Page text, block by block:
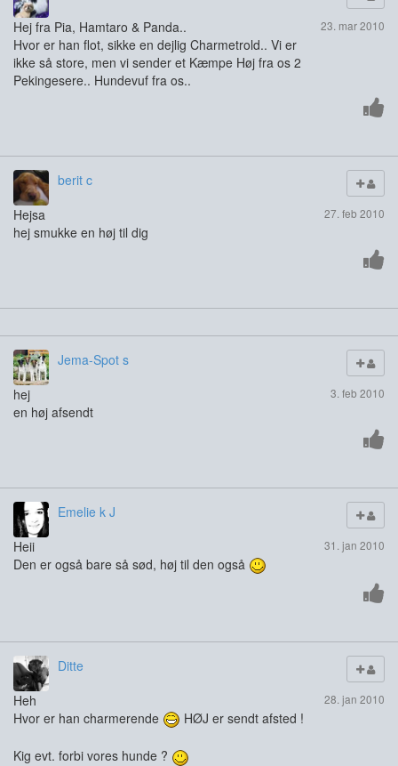
23. mar 2010
Hej fra Pia, Hamtaro & Panda..
Hvor er han flot, sikke en dejlig Charmetrold.. Vi er
ikke så store, men vi sender et Kæmpe Høj fra os 2
Pekingesere.. Hundevuf fra os..
berit c
27. feb 2010
Hejsa
hej smukke en høj til dig
Jema-Spot s
3. feb 2010
hej
en høj afsendt
Emelie k J
31. jan 2010
Heii
Den er også bare så sød, høj til den også
Ditte
28. jan 2010
Heh
Hvor er han charmerende
HØJ er sendt afsted !
Kig evt. forbi vores hunde ?